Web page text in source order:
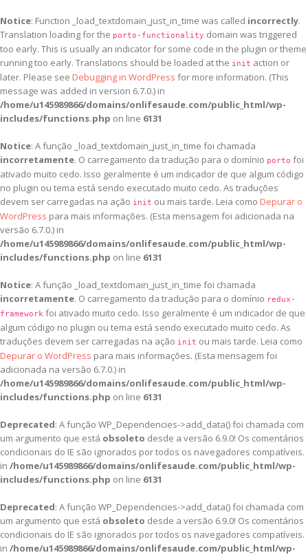
Notice: Function _load_textdomain_just_in_time was called incorrectly.
Translation loading for the porto-functionality domain was triggered
too early. This is usually an indicator for some code in the plugin or theme
running too early. Translations should be loaded at the init action or
later. Please see Debugging in WordPress for more information. (This
message was added in version 6.7.0.) in
/home/u145989866/domains/onlifesaude.com/public_html/wp-
includes/functions.php on line 6131
Notice: A função _load_textdomain_just_in_time foi chamada
incorretamente. O carregamento da tradução para o domínio porto foi
ativado muito cedo. Isso geralmente é um indicador de que algum código
no plugin ou tema está sendo executado muito cedo. As traduções
devem ser carregadas na ação init ou mais tarde. Leia como Depurar o
WordPress para mais informações. (Esta mensagem foi adicionada na
versão 6.7.0.) in
/home/u145989866/domains/onlifesaude.com/public_html/wp-
includes/functions.php on line 6131
Notice: A função _load_textdomain_just_in_time foi chamada
incorretamente. O carregamento da tradução para o domínio redux-
framework foi ativado muito cedo. Isso geralmente é um indicador de que
algum código no plugin ou tema está sendo executado muito cedo. As
traduções devem ser carregadas na ação init ou mais tarde. Leia como
Depurar o WordPress para mais informações. (Esta mensagem foi
adicionada na versão 6.7.0.) in
/home/u145989866/domains/onlifesaude.com/public_html/wp-
includes/functions.php on line 6131
Deprecated: A função WP_Dependencies->add_data() foi chamada com
um argumento que está obsoleto desde a versão 6.9.0! Os comentários
condicionais do IE são ignorados por todos os navegadores compatíveis.
in /home/u145989866/domains/onlifesaude.com/public_html/wp-
includes/functions.php on line 6131
Deprecated: A função WP_Dependencies->add_data() foi chamada com
um argumento que está obsoleto desde a versão 6.9.0! Os comentários
condicionais do IE são ignorados por todos os navegadores compatíveis.
in /home/u145989866/domains/onlifesaude.com/public_html/wp-